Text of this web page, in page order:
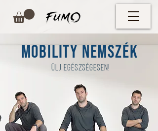
MOBility nemszék
ülj egészségesen!